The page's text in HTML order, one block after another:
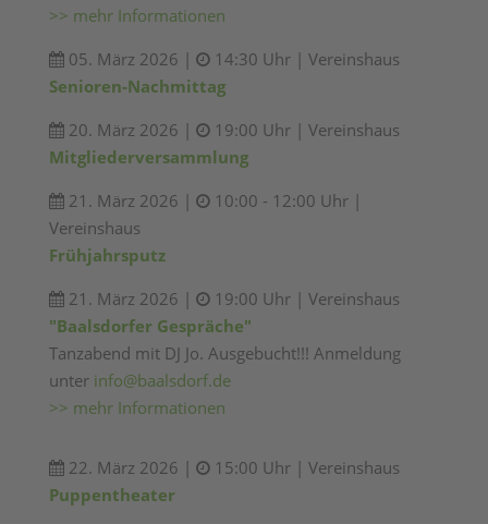
>> mehr Informationen
05. März 2026 |
14:30 Uhr | Vereinshaus
Senioren-Nachmittag
20. März 2026 |
19:00 Uhr | Vereinshaus
Mitgliederversammlung
21. März 2026 |
10:00 - 12:00 Uhr |
Vereinshaus
Frühjahrsputz
21. März 2026 |
19:00 Uhr | Vereinshaus
"Baalsdorfer Gespräche"
Tanzabend mit DJ Jo. Ausgebucht!!! Anmeldung
unter info@baalsdorf.de
>> mehr Informationen
22. März 2026 |
15:00 Uhr | Vereinshaus
Puppentheater